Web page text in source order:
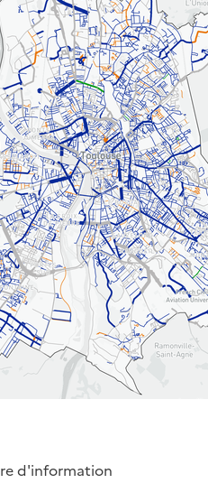
d'information